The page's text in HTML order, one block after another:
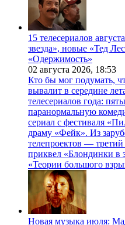
15 телесериалов
звезда», новые «Тед
«Одержимость»
02 августа 2026, 18:53
Кто бы мог подумать,
вывалит в середине
телесериалов года:
паранормальную
сериал с фестиваля
драму «Фейк». Из
телепроектов —
приквел «Блондинки в
«Теории большого
Новая музыка июля: